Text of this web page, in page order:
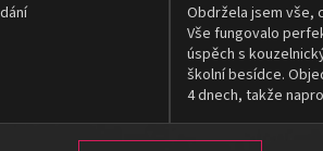
Obdržela jsem vše,
Vše fungovalo
úspěch s
školní besídce.
4 dnech, takže